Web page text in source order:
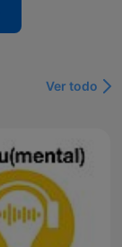
Ver todo